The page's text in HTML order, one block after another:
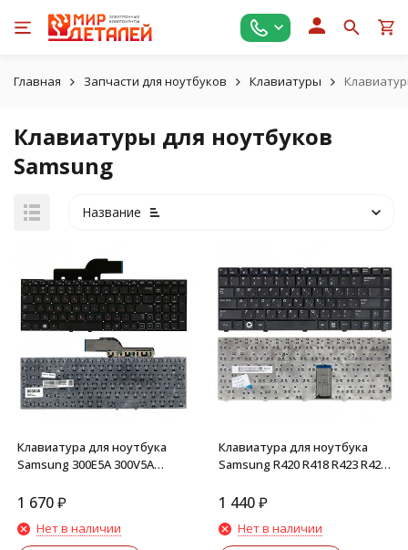
Главная Запчасти для ноутбуков Клавиатуры
Клавиатуры для ноутбуков
Samsung
Название
Клавиатура для ноутбука
Samsung 300E5A 300V5A
1 670₽
Нет в наличии
Клавиатура для ноутбука
Samsung R420 R418 R423 R425
(черная) 002329
1 440₽
Нет в наличии